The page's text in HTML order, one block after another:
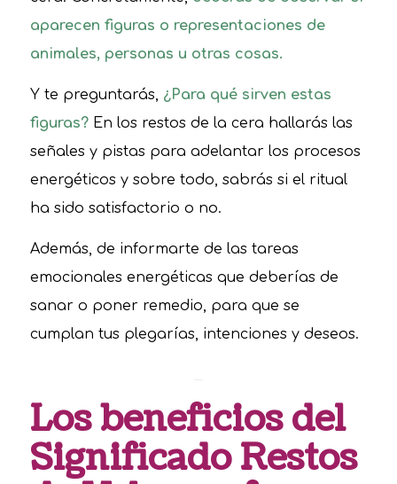
aparecen figuras o representaciones de
animales, personas u otras cosas.
Y te preguntarás, ¿Para qué sirven estas
figuras?En los restos de la cera hallarás las
señales y pistas para adelantar los procesos
energéticos y sobre todo, sabrás si el ritual
ha sido satisfactorio o no.
Además, de informarte de las tareas
emocionales energéticas que deberías de
sanar o poner remedio, para que se
cumplan tus plegarías, intenciones y deseos.
Los beneficios del
Significado Restos